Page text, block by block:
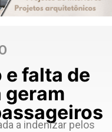
e falta de
a indenizar pelos